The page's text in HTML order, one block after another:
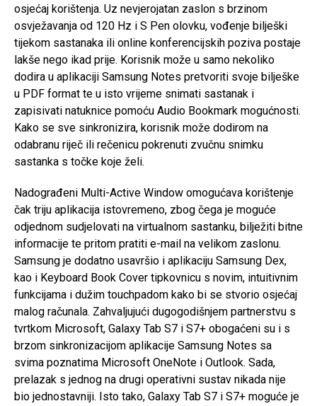
osjećaj korištenja. Uz nevjerojatan zaslon s brzinom
osvježavanja od 120 Hz i S Pen olovku, vođenje bilješki
tijekom sastanaka ili online konferencijskih poziva postaje
lakše nego ikad prije. Korisnik može u samo nekoliko
dodira u aplikaciji Samsung Notes pretvoriti svoje bilješke
u PDF format te u isto vrijeme snimati sastanak i
zapisivati natuknice pomoću Audio Bookmark mogućnosti.
Kako se sve sinkronizira, korisnik može dodirom na
odabranu riječ ili rečenicu pokrenuti zvučnu snimku
sastanka s točke koje želi.
Nadograđeni Multi-Active Window omogućava korištenje
čak triju aplikacija istovremeno, zbog čega je moguće
odjednom sudjelovati na virtualnom sastanku, bilježiti bitne
informacije te pritom pratiti e-mail na velikom zaslonu.
Samsung je dodatno usavršio i aplikaciju Samsung Dex,
kao i Keyboard Book Cover tipkovnicu s novim, intuitivnim
funkcijama i dužim touchpadom kako bi se stvorio osjećaj
malog računala. Zahvaljujući dugogodišnjem partnerstvu s
tvrtkom Microsoft, Galaxy Tab S7 i S7+ obogaćeni su i s
brzom sinkronizacijom aplikacije Samsung Notes sa
svima poznatima Microsoft OneNote i Outlook. Sada,
prelazak s jednog na drugi operativni sustav nikada nije
bio jednostavniji. Isto tako, Galaxy Tab S7 i S7+ moguće je